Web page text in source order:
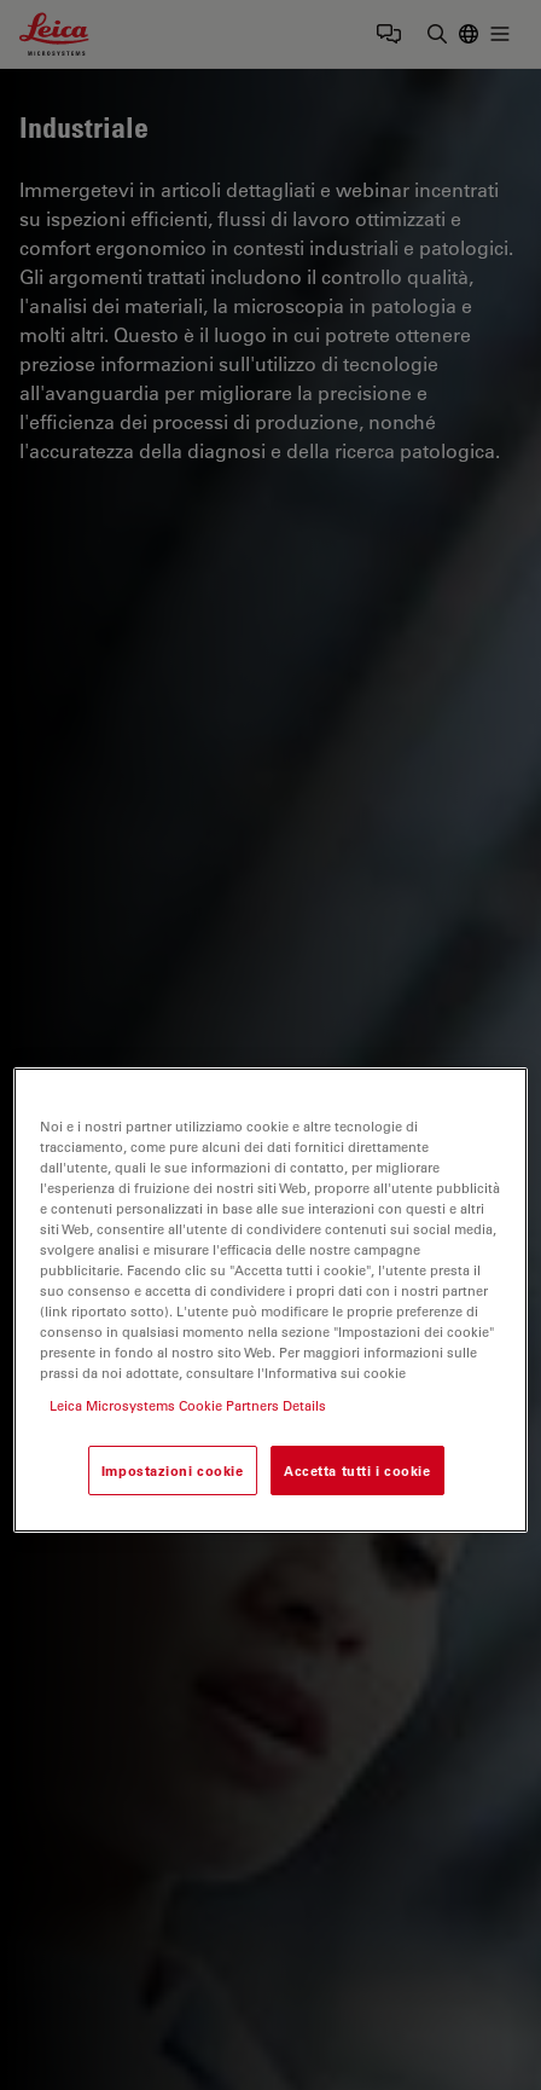
Leica Microsystems Logo
Industriale
Immergetevi in articoli dettagliati e webinar incentrati
su ispezioni efficienti, flussi di lavoro ottimizzati e
comfort ergonomico in contesti industriali e patologici.
Gli argomenti trattati includono il controllo qualità,
l'analisi dei materiali, la microscopia in patologia e
molti altri. Questo è il luogo in cui potrete ottenere
preziose informazioni sull'utilizzo di tecnologie
all'avanguardia per migliorare la precisione e
l'efficienza dei processi di produzione, nonché
l'accuratezza della diagnosi e della ricerca patologica.
Noi e i nostri partner utilizziamo cookie e altre tecnologie di
tracciamento, come pure alcuni dei dati fornitici direttamente
dall'utente, quali le sue informazioni di contatto, per migliorare
l'esperienza di fruizione dei nostri siti Web, proporre all'utente pubblicità
e contenuti personalizzati in base alle sue interazioni con questi e altri
siti Web, consentire all'utente di condividere contenuti sui social media,
svolgere analisi e misurare l'efficacia delle nostre campagne
pubblicitarie. Facendo clic su "Accetta tutti i cookie", l'utente presta il
suo consenso e accetta di condividere i propri dati con i nostri partner
(link riportato sotto). L'utente può modificare le proprie preferenze di
consenso in qualsiasi momento nella sezione "Impostazioni dei cookie"
presente in fondo al nostro sito Web. Per maggiori informazioni sulle
prassi da noi adottate, consultare l'Informativa sui cookie
Leica Microsystems Cookie Partners Details
Impostazioni cookie Accetta tutti i cookie